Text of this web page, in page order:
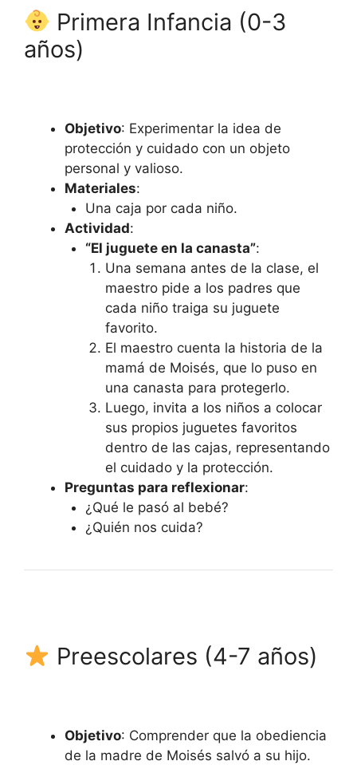
Primera Infancia (0-3
años)
Objetivo: Experimentar la idea de
protección y cuidado con un objeto
personal y valioso.
Materiales:
Una caja por cada niño.
Actividad:
“El juguete en la canasta”:
Una semana antes de la clase, el
maestro pide a los padres que
cada niño traiga su juguete
favorito.
El maestro cuenta la historia de la
mamá de Moisés, que lo puso en
una canasta para protegerlo.
Luego, invita a los niños a colocar
sus propios juguetes favoritos
dentro de las cajas, representando
el cuidado y la protección.
Preguntas para reflexionar:
¿Qué le pasó al bebé?
¿Quién nos cuida?
Preescolares (4-7 años)
Objetivo: Comprender que la obediencia
de la madre de Moisés salvó a su hijo.